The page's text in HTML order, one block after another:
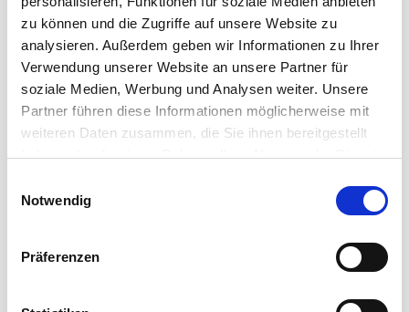
zu können und die Zugriffe auf unsere Website zu
analysieren. Außerdem geben wir Informationen zu Ihrer
Verwendung unserer Website an unsere Partner für
soziale Medien, Werbung und Analysen weiter. Unsere
Partner führen diese Informationen möglicherweise mit
weiteren Daten zusammen, die Sie ihnen bereitgestellt
haben oder die sie im Rahmen Ihrer Nutzung der Dienste
Notwendig
Präferenzen
Mehr erfahren